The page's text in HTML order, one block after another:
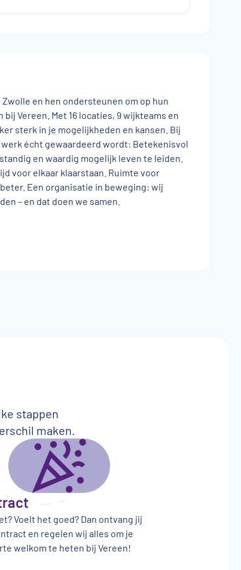
en hen ondersteunen om op hun
Vereen. Met 16 locaties, 9 wijkteams en
sterk in je mogelijkheden en kansen. Bij
écht gewaardeerd wordt: Betekenisvol
en waardig mogelijk leven te leiden.
voor elkaar klaarstaan. Ruimte voor
Een organisatie in beweging: wij
– en dat doen we samen.
stappen
maken.
Voelt het goed? Dan ontvang jij
en regelen wij alles om je
welkom te heten bij Vereen!